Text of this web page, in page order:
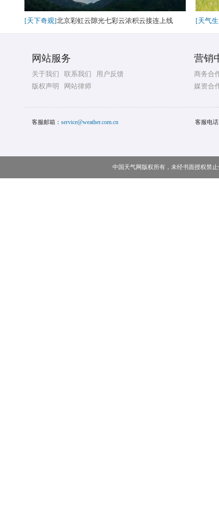
[天下奇观]北京彩虹云隙光七彩云浓积云接连上线 [天气
网站服务
关于我们 联系我们
用户反馈
版权声明
网站律师
营销
商务合
媒资合
客服邮箱： service@weather.com.cn 客服电
中国天气网版权所有，未经书面授权